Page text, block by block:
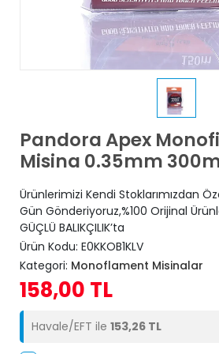
Pandora Apex
Misina 0.35mm
Ürünlerimizi Kendi Stoklarımızdan
Gün Gönderiyoruz,%100 Orijinal
GÜÇLÜ BALIKÇILIK’ta
Ürün Kodu: E0KKOB1KLV
Kategori: Monoflament Misinalar
158,00 TL
Havale/EFT ile 153,26 TL